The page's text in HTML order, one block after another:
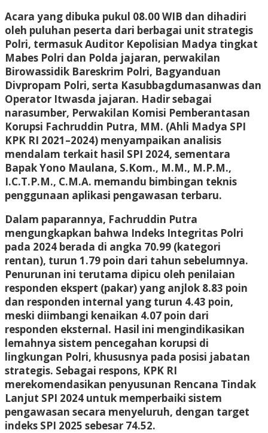
Acara yang dibuka pukul 08.00 WIB dan dihadiri
oleh puluhan peserta dari berbagai unit strategis
Polri, termasuk Auditor Kepolisian Madya tingkat
Mabes Polri dan Polda jajaran, perwakilan
Birowassidik Bareskrim Polri, Bagyanduan
Divpropam Polri, serta Kasubbagdumasanwas dan
Operator Itwasda jajaran. Hadir sebagai
narasumber, Perwakilan Komisi Pemberantasan
Korupsi Fachruddin Putra, MM. (Ahli Madya SPI
KPK RI 2021–2024) menyampaikan analisis
mendalam terkait hasil SPI 2024, sementara
Bapak Yono Maulana, S.Kom., M.M., M.P.M.,
I.C.T.P.M., C.M.A. memandu bimbingan teknis
penggunaan aplikasi pengawasan terbaru.
Dalam paparannya, Fachruddin Putra
mengungkapkan bahwa Indeks Integritas Polri
pada 2024 berada di angka 70.99 (kategori
rentan), turun 1.79 poin dari tahun sebelumnya.
Penurunan ini terutama dipicu oleh penilaian
responden ekspert (pakar) yang anjlok 8.83 poin
dan responden internal yang turun 4.43 poin,
meski diimbangi kenaikan 4.07 poin dari
responden eksternal. Hasil ini mengindikasikan
lemahnya sistem pencegahan korupsi di
lingkungan Polri, khususnya pada posisi jabatan
strategis. Sebagai respons, KPK RI
merekomendasikan penyusunan Rencana Tindak
Lanjut SPI 2024 untuk memperbaiki sistem
pengawasan secara menyeluruh, dengan target
indeks SPI 2025 sebesar 74.52.